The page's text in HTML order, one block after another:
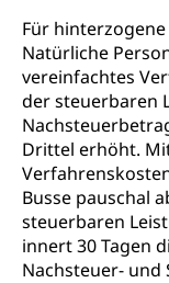
Für
Natürliche
vereinfachtes
der steuerbaren
Drittel erhöht.
Busse pauschal
steuerbaren
innert 30 Tagen
Nachsteuer-